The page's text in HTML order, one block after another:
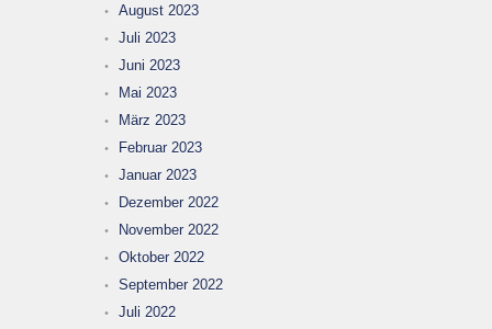
August 2023
Juli 2023
Juni 2023
Mai 2023
März 2023
Februar 2023
Januar 2023
Dezember 2022
November 2022
Oktober 2022
September 2022
Juli 2022